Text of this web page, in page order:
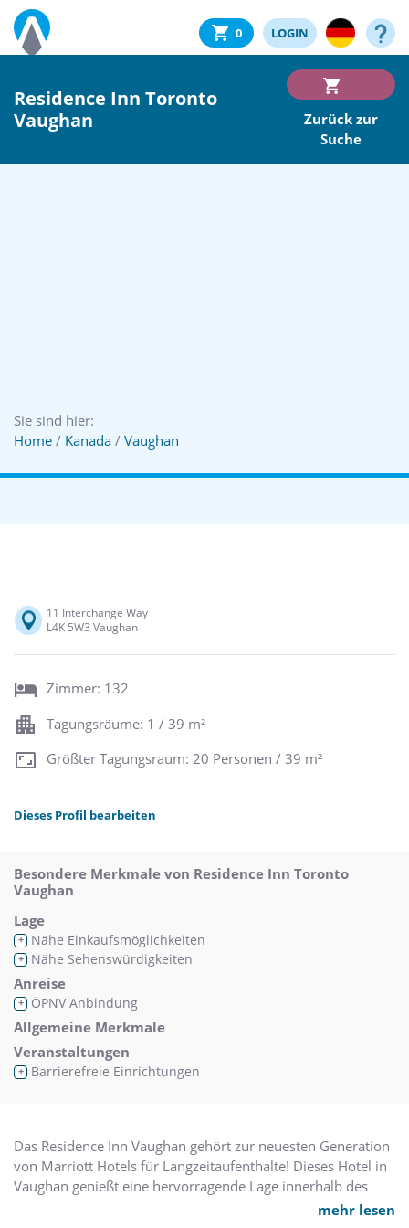
0 LOGIN
Residence Inn Toronto
Vaughan
Zurück zur
Suche
Sie sind hier:
Home / Kanada / Vaughan
11 Interchange Way
L4K 5W3 Vaughan
Zimmer: 132
Tagungsräume: 1 / 39 m²
Größter Tagungsraum: 20 Personen / 39 m²
Dieses Profil bearbeiten
Besondere Merkmale von Residence Inn Toronto
Vaughan
Lage
+ Nähe Einkaufsmöglichkeiten
+ Nähe Sehenswürdigkeiten
Anreise
+ ÖPNV Anbindung
Allgemeine Merkmale
Veranstaltungen
+ Barrierefreie Einrichtungen
Das Residence Inn Vaughan gehört zur neuesten Generation
von Marriott Hotels für Langzeitaufenthalte! Dieses Hotel in
Vaughan genießt eine hervorragende Lage innerhalb des
Interchange Complex nahe Dave & Busters, IKEA, AMCmehr lesen